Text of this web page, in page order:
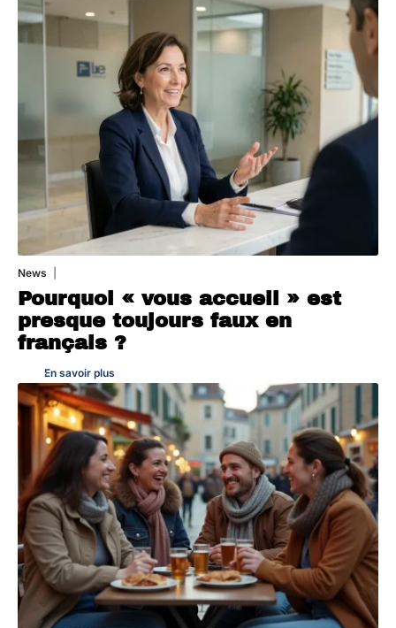
News
Pourquoi « vous accueil » est
presque toujours faux en
français ?
En savoir plus